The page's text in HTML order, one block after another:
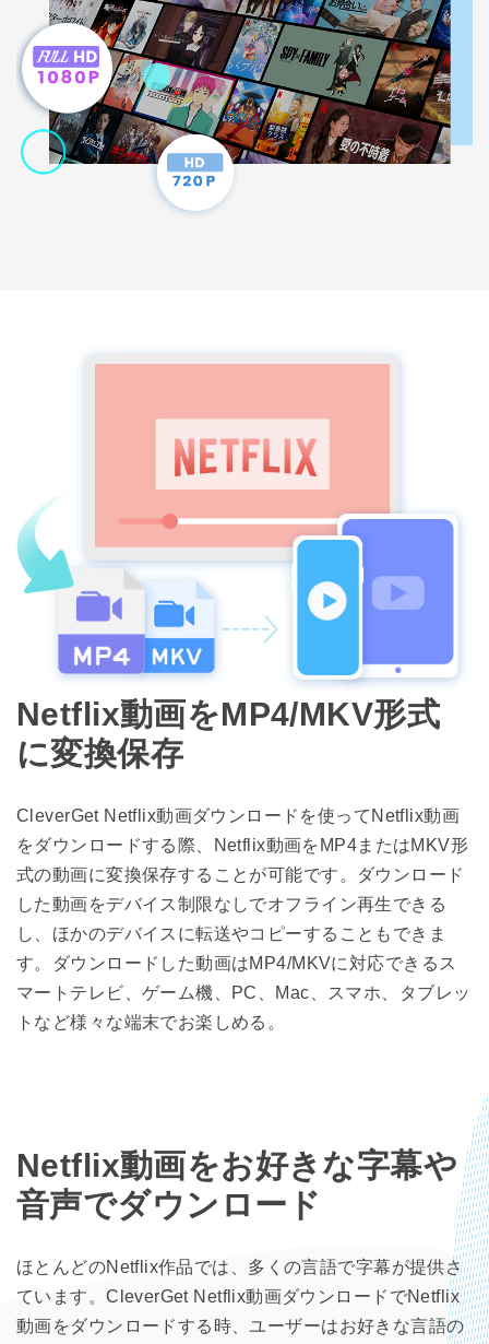
Netflix動画をMP4/MKV形式
に変換保存
CleverGet Netflix動画ダウンロードを使ってNetflix動画
をダウンロードする際、Netflix動画をMP4またはMKV形
式の動画に変換保存することが可能です。ダウンロード
した動画をデバイス制限なしでオフライン再生できる
し、ほかのデバイスに転送やコピーすることもできま
す。ダウンロードした動画はMP4/MKVに対応できるス
マートテレビ、ゲーム機、PC、Mac、スマホ、タブレッ
トなど様々な端末でお楽しめる。
Netflix動画をお好きな字幕や
音声でダウンロード
ほとんどのNetflix作品では、多くの言語で字幕が提供さ
ています。CleverGet Netflix動画ダウンロードでNetflix
動画をダウンロードする時、ユーザーはお好きな言語の